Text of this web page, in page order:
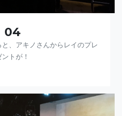
04
、アキノさんからレイのプレ
ントが！